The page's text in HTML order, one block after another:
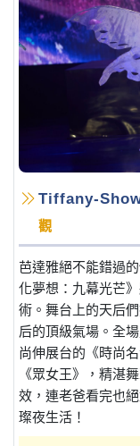
Tiffany-
觀
芭達雅絕不能錯過
化夢想：九幕光芒
術。舞台上的天后
后的頂級氣場。全
尚伸展台的《時尚
《眾女王》，精湛
效，連老爸看完也
璨夜生活！